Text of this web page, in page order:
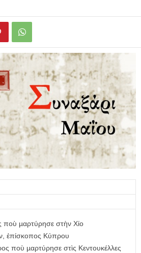
ποὺ µαρτύρησε στὴν Χίο
ἐπίσκοπος Κύπρου
ποὺ µαρτύρησε στὶς Κεντουκέλλες